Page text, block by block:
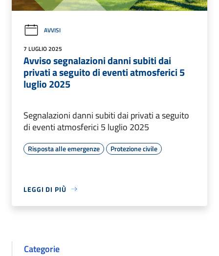
AVVISI
7 LUGLIO 2025
Avviso segnalazioni danni subiti dai
privati a seguito di eventi atmosferici 5
luglio 2025
Segnalazioni danni subiti dai privati a seguito
di eventi atmosferici 5 luglio 2025
Risposta alle emergenze Protezione civile
LEGGI DI PIÙ
Categorie